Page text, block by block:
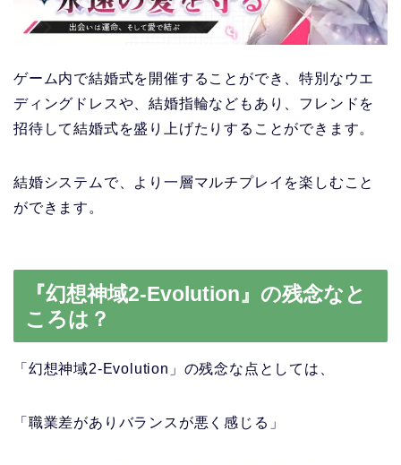
ゲーム内で結婚式を開催することができ、特別なウエ
ディングドレスや、結婚指輪などもあり、フレンドを
招待して結婚式を盛り上げたりすることができます。
結婚システムで、より一層マルチプレイを楽しむこと
ができます。
『幻想神域2-Evolution』の残念なと
ころは？
「幻想神域2-Evolution」 の残念な点としては、
「職業差がありバランスが悪く感じる」